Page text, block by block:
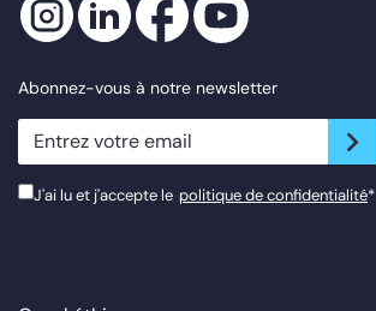
Abonnez-vous à notre newsletter
newsletter.suscribe
J'ai lu et j'accepte le politique de confidentialité*